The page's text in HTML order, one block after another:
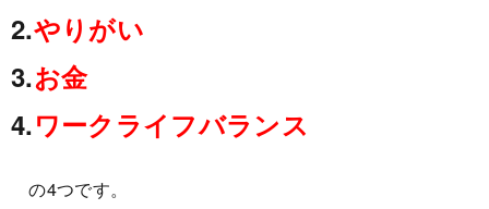
2.やりがい
3.お金
4.ワークライフバランス
の4つです。